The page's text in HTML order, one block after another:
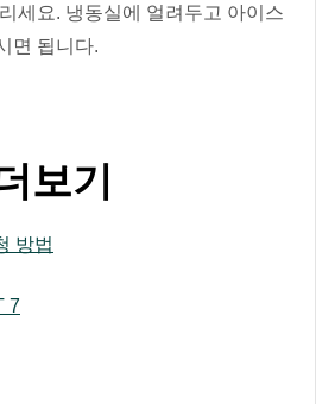
세요. 냉동실에 얼려두고 아이스
면 됩니다.
보기
방법
7